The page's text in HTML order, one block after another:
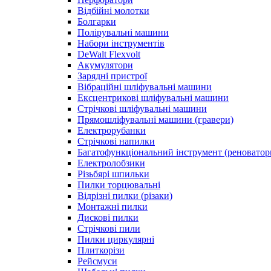
Відбійні молотки
Болгарки
Полірувальні машини
Набори інструментів
DeWalt Flexvolt
Акумулятори
Зарядні пристрої
Вібраційні шліфувальні машини
Ексцентрикові шліфувальні машини
Стрічкові шліфувальні машини
Прямошліфувальні машини (гравери)
Електрорубанки
Стрічкові напилки
Багатофункціональний інструмент
Електролобзики
Різьбярі шпильки
Пилки торцювальні
Відрізні пилки (різаки)
Монтажні пилки
Дискові пилки
Стрічкові пили
Пилки циркулярні
Плиткорізи
Рейсмуси